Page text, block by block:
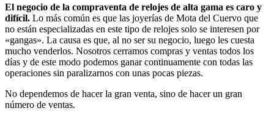
El negocio de la compraventa de relojes de alta gama es caro y
difícil. Lo más común es que las joyerías de Mota del Cuervo que
no están especializadas en este tipo de relojes solo se interesen por
«gangas». La causa es que, al no ser su negocio, luego les cuesta
mucho venderlos. Nosotros cerramos compras y ventas todos los
días y de este modo podemos ganar continuamente con todas las
operaciones sin paralizarnos con unas pocas piezas.
No dependemos de hacer la gran venta, sino de hacer un gran
número de ventas.